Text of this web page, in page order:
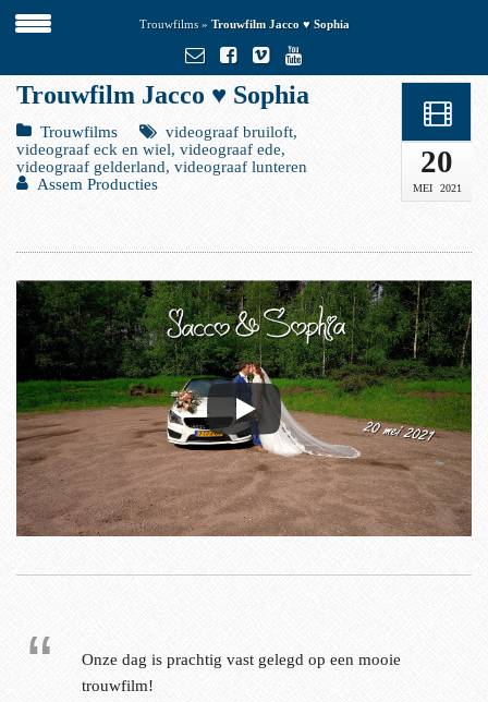
Trouwfilms» Trouwfilm Jacco ♥ Sophia
Trouwfilm Jacco ♥ Sophia
Trouwfilms
videograaf bruiloft,
videograaf eck en wiel, videograaf ede,
videograaf gelderland, videograaf lunteren
Assem Producties
20
MEI 2021
Onze dag is prachtig vast gelegd op een mooie
trouwfilm!